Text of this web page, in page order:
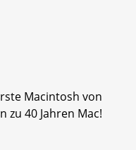
Macintosh von
40 Jahren Mac!